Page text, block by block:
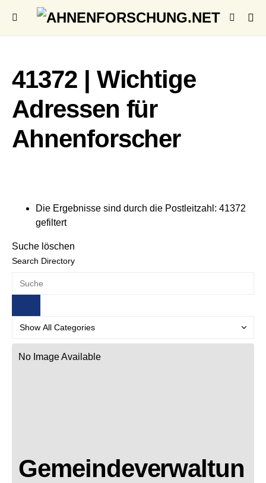
41372 | Wichtige
Adressen für
Ahnenforscher
Die Ergebnisse sind durch die Postleitzahl: 41372
gefiltert
Suche löschen
Search Directory
No Image Available
Gemeindeverwaltun